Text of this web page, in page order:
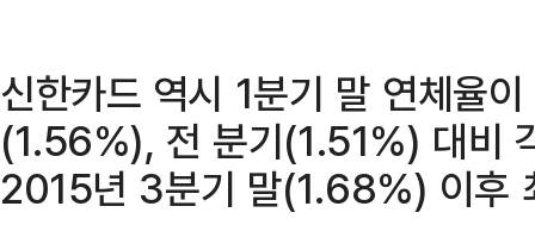
신한카드 역시 1분기 말 연체율
(1.56%), 전 분기(1.51%) 대
2015년 3분기 말(1.68%) 이후